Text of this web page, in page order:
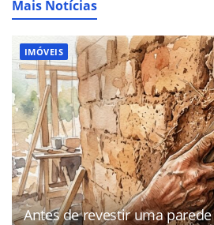
Mais Notícias
IMÓVEIS
Antes de revestir uma